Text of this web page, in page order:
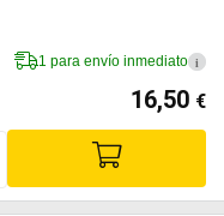
1 para envío inmediato i
16,50 €